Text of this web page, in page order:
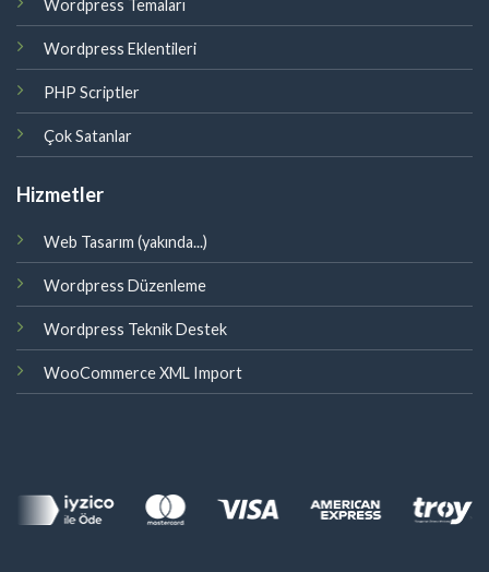
Wordpress Temaları
Wordpress Eklentileri
PHP Scriptler
Çok Satanlar
Hizmetler
Web Tasarım (yakında...)
Wordpress Düzenleme
Wordpress Teknik Destek
WooCommerce XML Import